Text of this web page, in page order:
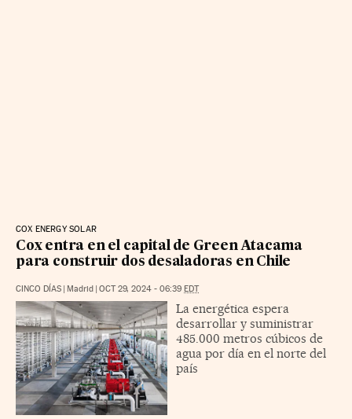
COX ENERGY SOLAR
Cox entra en el capital de Green Atacama
para construir dos desaladoras en Chile
CINCO DÍAS Madrid OCT 29, 2024 - 06:39 EDT
La energética espera
desarrollar y suministrar
485.000 metros cúbicos de
agua por día en el norte del
país